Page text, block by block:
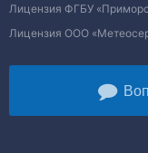
Лицензия ФГБУ
Лицензия ООО